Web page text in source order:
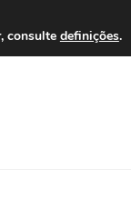
Seg-Sex,
consulte definições.